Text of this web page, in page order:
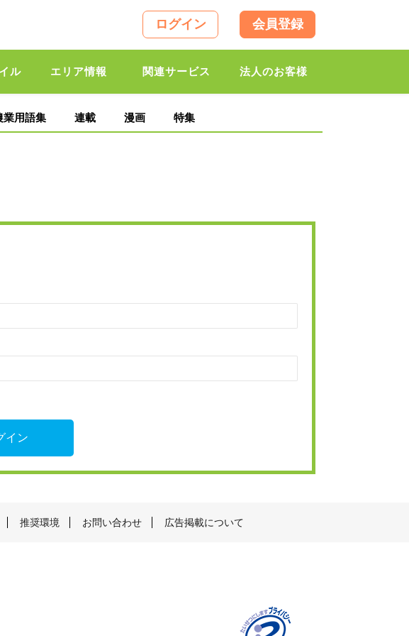
ログイン 会員登録
ル エリア情報 関連サービス 法人のお客様
業用語集 連載 漫画 特集
推奨環境 お問い合わせ 広告掲載について